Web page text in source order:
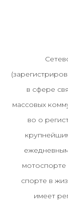
в сфере
массовых
во о
мотоспорте
спорте в
имеет